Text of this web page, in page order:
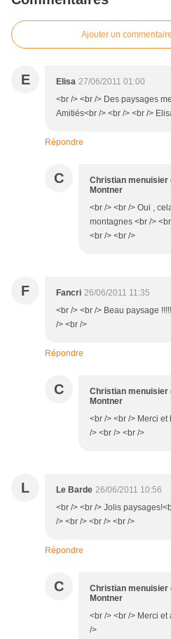
Ajouter un commentaire
E Elisa 27/06/2011 01:00
<br /> <br /> Des paysages
Amitiés<br /> <br /> <br />
Répondre
C
Christian menuisier
Montner
<br /> <br /> Oui ,
montagnes <br />
<br /> <br />
F Fancri 26/06/2011 11:35
<br /> <br /> Beau paysage
/> <br />
Répondre
C
Christian menuisier
Montner
<br /> <br /> Merci
/> <br /> <br />
L Le Barde 26/06/2011 10:56
<br /> <br /> Jolis
/> <br /> <br /> <br />
Répondre
C
Christian menuisier
Montner
<br /> <br /> Merci et
/>